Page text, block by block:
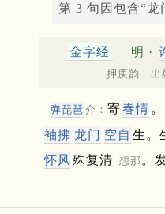
第 3 句因包含“龙
金字经 明 ·
押庚韵 出
弹琵琶 介： 寄春情 。
袖拂 龙门 空自 生。
怀风殊复清 想那 。